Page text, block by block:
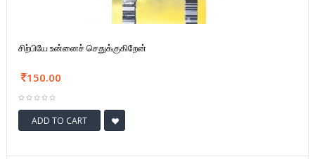
சிற்பியே உன்னைச் செதுக்குகிறேன்
150.00
ADD TO CART